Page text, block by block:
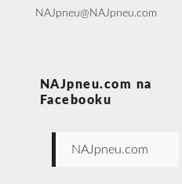
NAJpneu@NAJpneu.com
NAJpneu.com na
Facebooku
NAJpneu.com